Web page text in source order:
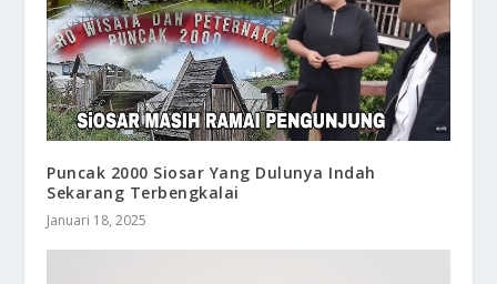
Puncak 2000 Siosar Yang Dulunya Indah
Sekarang Terbengkalai
Januari 18, 2025